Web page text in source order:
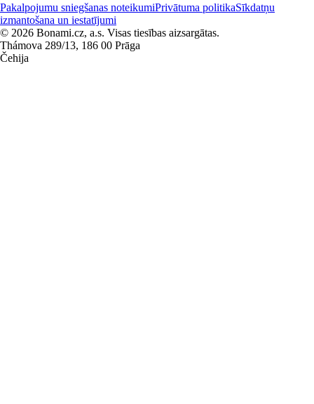
Pakalpojumu sniegšanas noteikumiPrivātuma politikaSīkdatņu
izmantošana un iestatījumi
© 2026 Bonami.cz, a.s. Visas tiesības aizsargātas.
Thámova 289/13, 186 00 Prāga
Čehija